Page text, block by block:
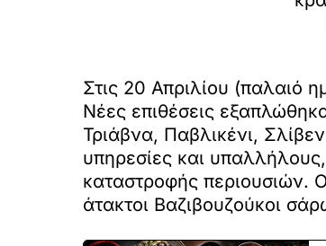
Στις 20 Απριλίου (παλαιό
Νέες επιθέσεις
Τριάβνα, Παβλικένι,
υπηρεσίες και
καταστροφής περιουσιών.
άτακτοι Βαζιβουζούκοι